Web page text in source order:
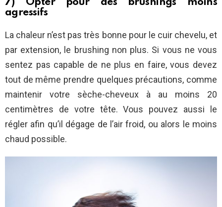
7) Opter pour des brushings moins
agressifs
La chaleur n’est pas très bonne pour le cuir chevelu, et
par extension, le brushing non plus. Si vous ne vous
sentez pas capable de ne plus en faire, vous devez
tout de même prendre quelques précautions, comme
maintenir votre sèche-cheveux à au moins 20
centimètres de votre tête. Vous pouvez aussi le
régler afin qu’il dégage de l’air froid, ou alors le moins
chaud possible.